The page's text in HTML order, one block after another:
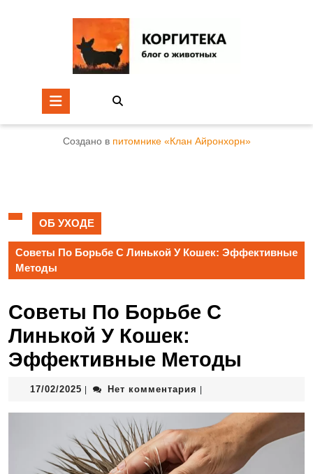
Создано в питомнике «Клан Айронхорн»
ОБ УХОДЕ
Советы По Борьбе С Линькой У Кошек: Эффективные
Методы
Советы По Борьбе С
Линькой У Кошек:
Эффективные Методы
17/02/2025 Нет комментария